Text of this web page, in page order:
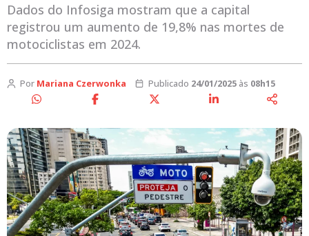
Dados do Infosiga mostram que a capital
registrou um aumento de 19,8% nas mortes de
motociclistas em 2024.
Por Mariana Czerwonka Publicado 24/01/2025às 08h15